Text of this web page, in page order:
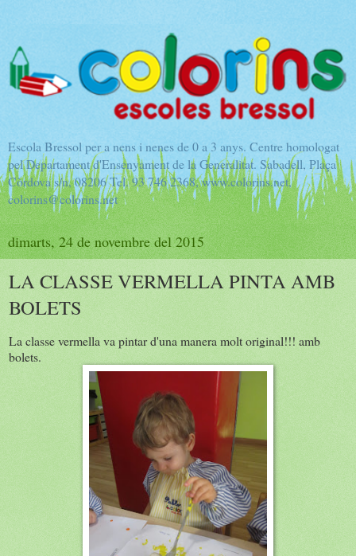
Escola Bressol per a nens i nenes de 0 a 3 anys. Centre homologat
pel Departament d'Ensenyament de la Generalitat. Sabadell, Plaça
Còrdova s/n, 08206 Tel. 93 746 2368, www.colorins.net,
colorins@colorins.net
dimarts, 24 de novembre del 2015
LA CLASSE VERMELLA PINTA AMB
BOLETS
La classe vermella va pintar d'una manera molt original!!! amb
bolets.